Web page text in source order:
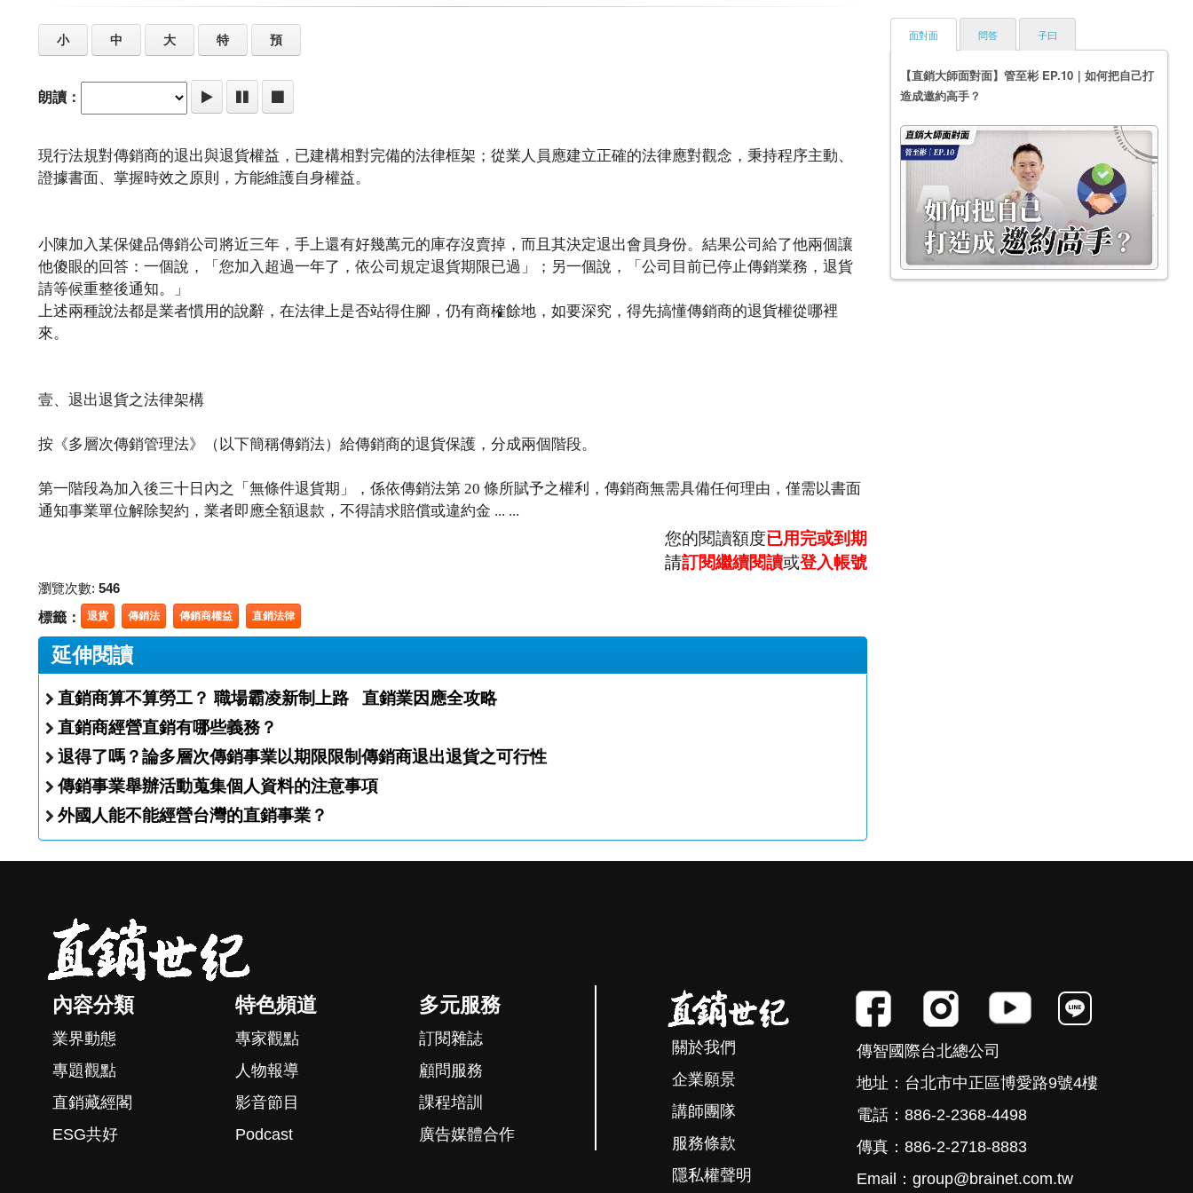
小 中 大 特 預
朗讀：
現行法規對傳銷商的退出與退貨權益，已建構相對完備的法律框架；從業人員應建立正確的法律應對觀念，秉持程序主動、
證據書面、掌握時效之原則，方能維護自身權益。
小陳加入某保健品傳銷公司將近三年，手上還有好幾萬元的庫存沒賣掉，而且其決定退出會員身份。結果公司給了他兩個讓
他傻眼的回答：一個說，「您加入超過一年了，依公司規定退貨期限已過」；另一個說，「公司目前已停止傳銷業務，退貨
請等候重整後通知。」
上述兩種說法都是業者慣用的說辭，在法律上是否站得住腳，仍有商榷餘地，如要深究，得先搞懂傳銷商的退貨權從哪裡
來。
壹、退出退貨之法律架構
按《多層次傳銷管理法》（以下簡稱傳銷法）給傳銷商的退貨保護，分成兩個階段。
第一階段為加入後三十日內之「無條件退貨期」，係依傳銷法第 20 條所賦予之權利，傳銷商無需具備任何理由，僅需以書面
通知事業單位解除契約，業者即應全額退款，不得請求賠償或違約金 ... ...
您的閱讀額度已用完或到期
請訂閱繼續閱讀或登入帳號
瀏覽次數: 546
標籤： 退貨 傳銷法 傳銷商權益 直銷法律
延伸閱讀
直銷商算不算勞工？ 職場霸凌新制上路 直銷業因應全攻略
直銷商經營直銷有哪些義務？
退得了嗎？論多層次傳銷事業以期限限制傳銷商退出退貨之可行性
傳銷事業舉辦活動蒐集個人資料的注意事項
外國人能不能經營台灣的直銷事業？
面對面
【直銷大師面對面】管至彬 EP.10｜如何把自己打
造成邀約高手？
問答 子曰
內容分類
業界動態
專題觀點
直銷藏經閣
ESG共好
特色頻道
專家觀點
人物報導
影音節目
Podcast
多元服務
訂閱雜誌
顧問服務
課程培訓
廣告媒體合作
關於我們
企業願景
講師團隊
服務條款
隱私權聲明
傳智國際台北總公司
地址：台北市中正區博愛路9號4樓
電話：886-2-2368-4498
傳真：886-2-2718-8883
Email：group@brainet.com.tw